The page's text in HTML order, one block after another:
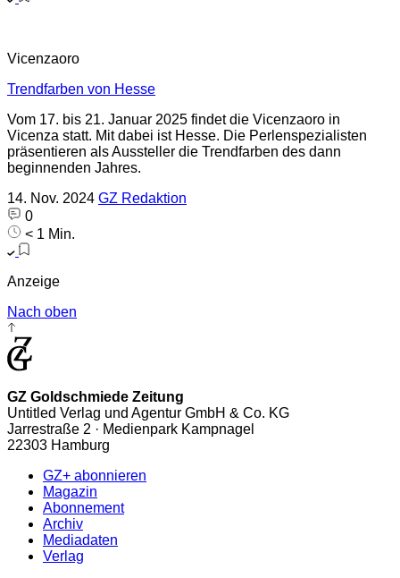
Vicenzaoro
Trendfarben von Hesse
Vom 17. bis 21. Januar 2025 findet die Vicenzaoro in
Vicenza statt. Mit dabei ist Hesse. Die Perlenspezialisten
präsentieren als Aussteller die Trendfarben des dann
beginnenden Jahres.
14. Nov. 2024 GZ Redaktion
0
< 1 Min.
Anzeige
Nach oben
GZ Goldschmiede Zeitung
Untitled Verlag und Agentur GmbH & Co. KG
Jarrestraße 2 · Medienpark Kampnagel
22303 Hamburg
GZ+ abonnieren
Magazin
Abonnement
Archiv
Mediadaten
Verlag